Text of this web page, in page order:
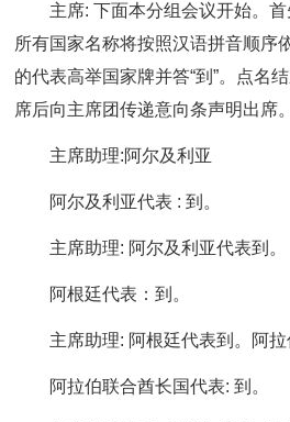
主席: 下面本分组会议开始。
所有国家名称将按照汉语拼音顺序
的代表高举国家牌并答“到”。点名
席后向主席团传递意向条声明出席。
主席助理:阿尔及利亚
阿尔及利亚代表 : 到。
主席助理: 阿尔及利亚代表到。
阿根廷代表：到。
主席助理: 阿根廷代表到。阿拉
阿拉伯联合酋长国代表: 到。